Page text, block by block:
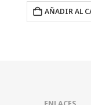
SELECCIONAR